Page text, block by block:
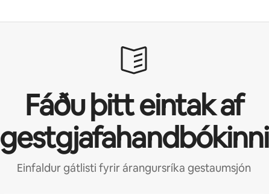
Fáðu þitt eintak af
gestgjafahandbókinni
Einfaldur gátlisti fyrir árangursríka gestaumsjón